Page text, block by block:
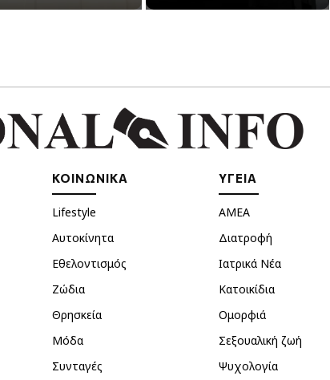
ΚΟΙΝΩΝΙΚΑ
Lifestyle
Αυτοκίνητα
Εθελοντισμός
Ζώδια
Θρησκεία
Μόδα
Συνταγές
ΥΓΕΙΑ
ΑΜΕΑ
Διατροφή
Ιατρικά Νέα
Κατοικίδια
Ομορφιά
Σεξουαλική ζωή
Ψυχολογία